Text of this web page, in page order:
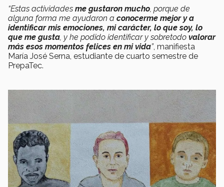
“Estas actividades me gustaron mucho, porque de
alguna forma me ayudaron a conocerme mejor y a
identificar mis emociones, mi carácter, lo que soy, lo
que me gusta, y he podido identificar y sobretodo valorar
más esos momentos felices en mi vida”, manifiesta
María José Serna, estudiante de cuarto semestre de
PrepaTec.